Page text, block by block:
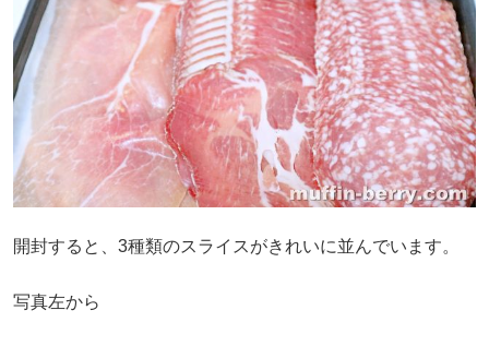
開封すると、3種類のスライスがきれいに並んでいます。
写真左から